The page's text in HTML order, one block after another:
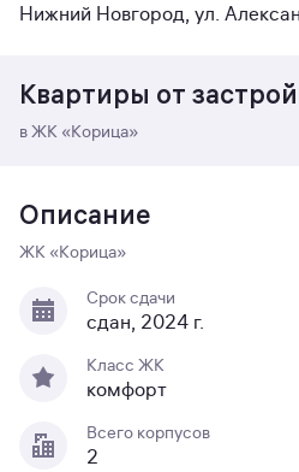
Нижний Новгород, ул.
Квартиры от
в ЖК «Корица»
Описание
ЖК «Корица»
Срок сдачи
сдан, 2024 г.
Класс ЖК
комфорт
Всего корпусов
2